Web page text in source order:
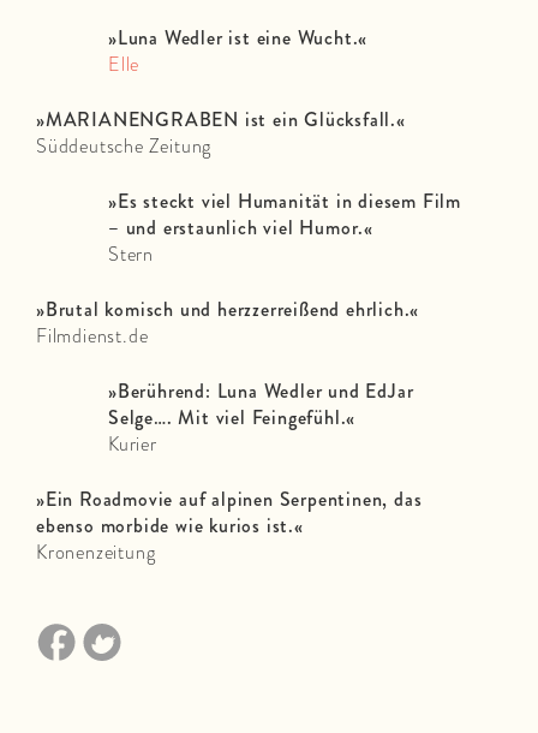
»Luna Wedler ist eine Wucht.«
Elle
»MARIANENGRABEN ist ein Glücksfall.«
Süddeutsche Zeitung
»Es steckt viel Humanität in diesem Film
– und erstaunlich viel Humor.«
Stern
»Brutal komisch und herzzerreißend ehrlich.«
Filmdienst.de
»Berührend: Luna Wedler und EdJar
Selge…. Mit viel Feingefühl.«
Kurier
»Ein Roadmovie auf alpinen Serpentinen, das
ebenso morbide wie kurios ist.«
Kronenzeitung